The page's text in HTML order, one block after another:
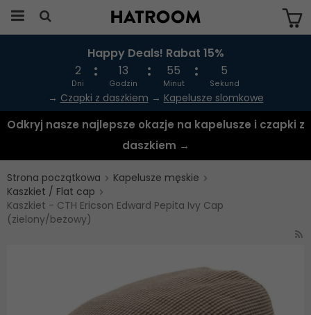
Produkten har blivit tillagd i varukorgen
Happy Deals! Rabat 15%
2
Dni
13
Godzin
55
Minut
5
Sekund
→ Czapki z daszkiem → Kapelusze slomkowe
Odkryj nasze najlepsze okazje na kapelusze i czapki z
daszkiem →
Strona początkowa
Kapelusze męskie
Kaszkiet / Flat cap
Kaszkiet - CTH Ericson Edward Pepita Ivy Cap
(zielony/beżowy)